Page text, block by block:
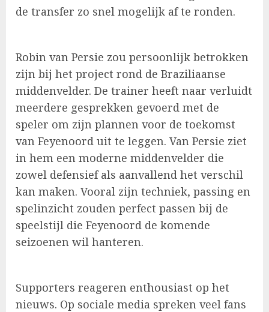
de transfer zo snel mogelijk af te ronden.
Robin van Persie zou persoonlijk betrokken
zijn bij het project rond de Braziliaanse
middenvelder. De trainer heeft naar verluidt
meerdere gesprekken gevoerd met de
speler om zijn plannen voor de toekomst
van Feyenoord uit te leggen. Van Persie ziet
in hem een moderne middenvelder die
zowel defensief als aanvallend het verschil
kan maken. Vooral zijn techniek, passing en
spelinzicht zouden perfect passen bij de
speelstijl die Feyenoord de komende
seizoenen wil hanteren.
Supporters reageren enthousiast op het
nieuws. Op sociale media spreken veel fans